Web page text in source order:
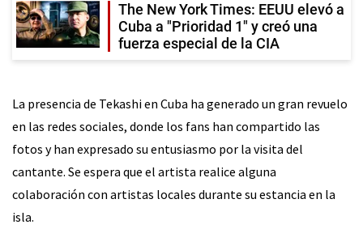
The New York Times: EEUU elevó a
Cuba a "Prioridad 1" y creó una
fuerza especial de la CIA
La presencia de Tekashi en Cuba ha generado un gran revuelo
en las redes sociales, donde los fans han compartido las
fotos y han expresado su entusiasmo por la visita del
cantante. Se espera que el artista realice alguna
colaboración con artistas locales durante su estancia en la
isla.